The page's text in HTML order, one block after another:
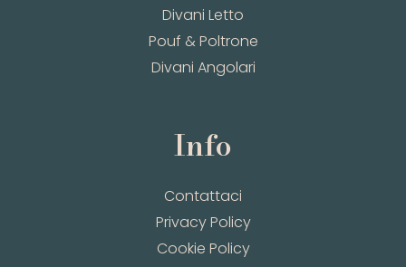
Divani Letto
Pouf & Poltrone
Divani Angolari
Info
Contattaci
Privacy Policy
Cookie Policy